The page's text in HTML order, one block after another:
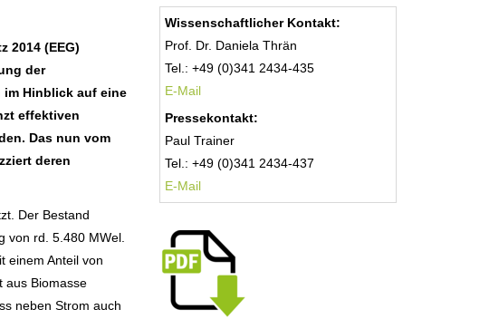
2014 (EEG)
der
Hinblick auf eine
effektiven
Das nun vom
deren
Der Bestand
von rd. 5.480 MWel.
einem Anteil von
aus Biomasse
neben Strom auch
Wissenschaftlicher Kontakt:
Prof. Dr. Daniela Thrän
Tel.: +49 (0)341 2434-435
E-Mail
Pressekontakt:
Paul Trainer
Tel.: +49 (0)341 2434-437
E-Mail